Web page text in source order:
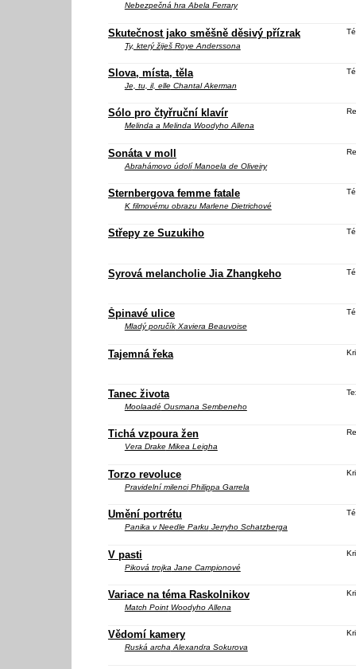
Nebezpečná hra Abela Ferrary
Skutečnost jako směšně děsivý přízrak
Ty, který žiješRoye Anderssona
Slova, místa, těla
Je, tu, il, elleChantal Akerman
Sólo pro čtyřruční klavír
Melinda a MelindaWoodyho Allena
Sonáta v moll
Abrahámovo údolíManoela de Oliveiry
Sternbergova femme fatale
K filmovému obrazu Marlene Dietrichové
Střepy ze Suzukiho
Syrová melancholie Jia Zhangkeho
Špinavé ulice
Mladý poručíkXaviera Beauvoise
Tajemná řeka
Tanec života
MoolaadéOusmana Sembeneho
Tichá vzpoura žen
Vera DrakeMikea Leigha
Torzo revoluce
Pravidelní milenciPhilippa Garrela
Umění portrétu
Panika v Needle ParkuJerryho Schatzberga
V pasti
Piková trojka Jane Campionové
Variace na téma Raskolnikov
Match PointWoodyho Allena
Vědomí kamery
Ruská archaAlexandra Sokurova